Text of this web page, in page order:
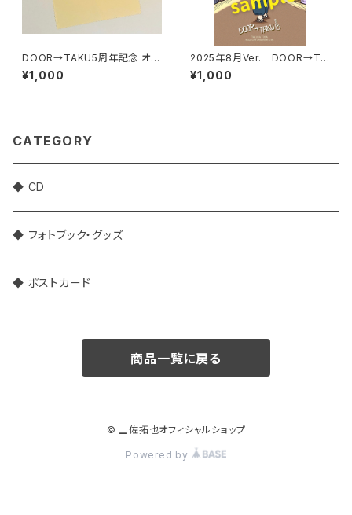
DOOR→TAKU5周年記念 オリ
ジナルメガネ拭き
¥1,000
2025年8月Ver.丨DOOR→TA
KUポストカード
¥1,000
CATEGORY
◆ CD
◆ フォトブック・グッズ
◆ ポストカード
商品一覧に戻る
© 土佐拓也オフィシャルショップ
Powered by